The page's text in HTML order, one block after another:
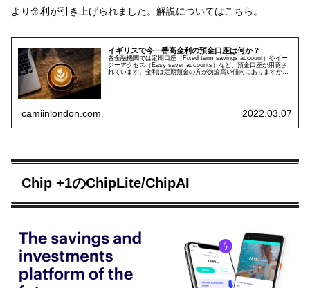
より金利が引き上げられました。解説についてはこちら。
イギリスで今一番高金利の預金口座は何か？
各金融機関では定期口座（Fixed term savings account）やイー
ジーアクセス（Easy saver accounts）など、預金口座が用意さ
れています。金利は定期預金の方が勿論高い傾向にありますが、
camiinlondon.com 2022.03.07
Chip +1のChipLite/ChipAI